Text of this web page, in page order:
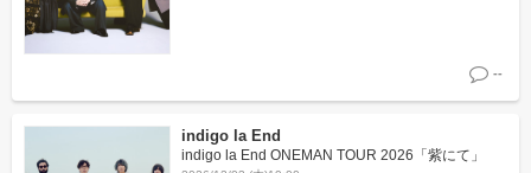
--
indigo la End
indigo la End ONEMAN TOUR 2026「紫にて」